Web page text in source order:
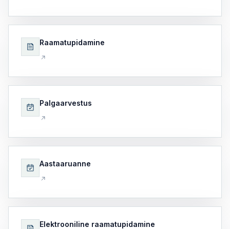
Raamatupidamine
Palgaarvestus
Aastaaruanne
Elektrooniline raamatupidamine